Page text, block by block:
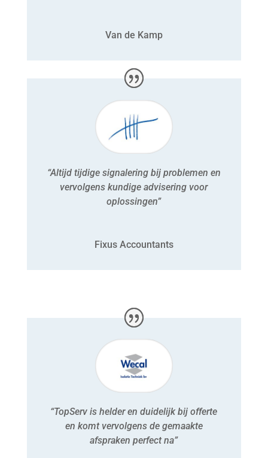
Van de Kamp
“Altijd tijdige signalering bij problemen en
vervolgens kundige advisering voor
oplossingen”
Fixus Accountants
“TopServ is helder en duidelijk bij offerte
en komt vervolgens de gemaakte
afspraken perfect na”